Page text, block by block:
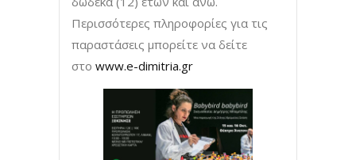
Περισσότερες πληροφορίες για τις
παραστάσεις μπορείτε να δείτε
στο www.e-dimitria.gr